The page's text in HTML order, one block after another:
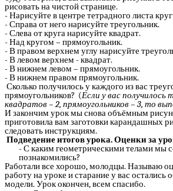
рисовать на чистой странице.
- Нарисуйте в центре тетрадного листа
- Справа от него нарисуйте треугольник.
- Слева от круга нарисуйте квадрат.
- Над кругом – прямоугольник.
- В правом верхнем углу нарисуйте
- В левом верхнем - квадрат.
- В нижнем левом – прямоугольник.
- В нижнем правом прямоугольник.
Сколько получилось у каждого из вас
прямоугольников? (Если увас получилось
квадратов – 2, прямоугольников – 3, то
И закончим урок мы снова объёмным
приготовила вам заготовки карандашных
следовать инструкциям.
Подведение итогов урока. Оценки за
- С каким геометрическими телами мы
познакомились?
Работали все хорошо, молодцы. Называю
работу на уроке и старание у вас остались
модели. Урок окончен, всем спасибо.